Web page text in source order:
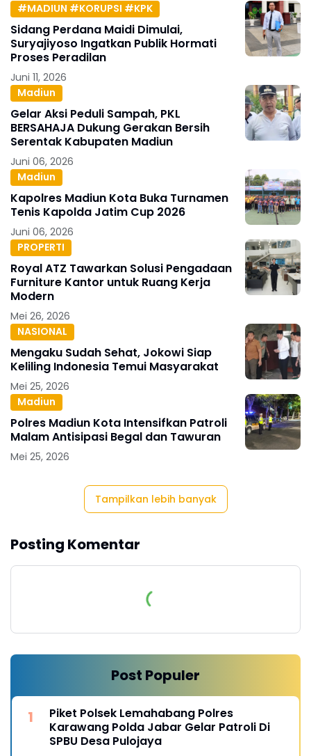
#MADIUN #KORUPSI #KPK
Sidang Perdana Maidi Dimulai,
Suryajiyoso Ingatkan Publik Hormati
Proses Peradilan
Juni 11, 2026
Madiun
Gelar Aksi Peduli Sampah, PKL
BERSAHAJA Dukung Gerakan Bersih
Serentak Kabupaten Madiun
Juni 06, 2026
Madiun
Kapolres Madiun Kota Buka Turnamen
Tenis Kapolda Jatim Cup 2026
Juni 06, 2026
PROPERTI
Royal ATZ Tawarkan Solusi Pengadaan
Furniture Kantor untuk Ruang Kerja
Modern
Mei 26, 2026
NASIONAL
Mengaku Sudah Sehat, Jokowi Siap
Keliling Indonesia Temui Masyarakat
Mei 25, 2026
Madiun
Polres Madiun Kota Intensifkan Patroli
Malam Antisipasi Begal dan Tawuran
Mei 25, 2026
Tampilkan lebih banyak
Posting Komentar
Post Populer
Piket Polsek Lemahabang Polres
Karawang Polda Jabar Gelar Patroli Di
SPBU Desa Pulojaya